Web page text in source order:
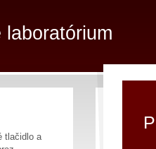
laboratórium
tlačidlo a